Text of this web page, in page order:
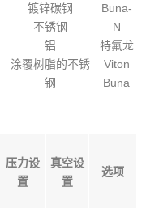
镀锌碳钢
不锈钢
铝
涂覆树脂的不锈
钢
Buna-
N
特氟龙
Viton
Buna
压力设
置
真空设
置
选项